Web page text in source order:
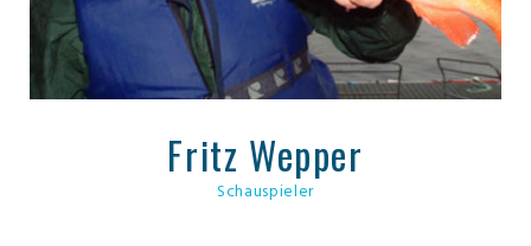
Fritz Wepper
Schauspieler